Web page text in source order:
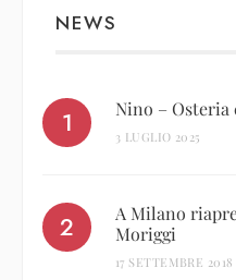
NEWS
Nino – Osteria
3 LUGLIO 2025
A Milano
Moriggi
17 SETTEMBRE 2018